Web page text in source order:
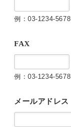
例：03-1234-5678
FAX
例：03-1234-5678
メールアドレス